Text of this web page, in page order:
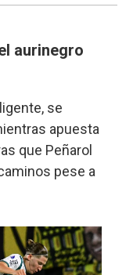
aurinegro
se
apuesta
que Peñarol
pese a